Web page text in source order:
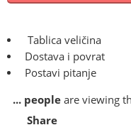
Tablica veličina
Dostava i povrat
Postavi pitanje
... people are viewing
Share